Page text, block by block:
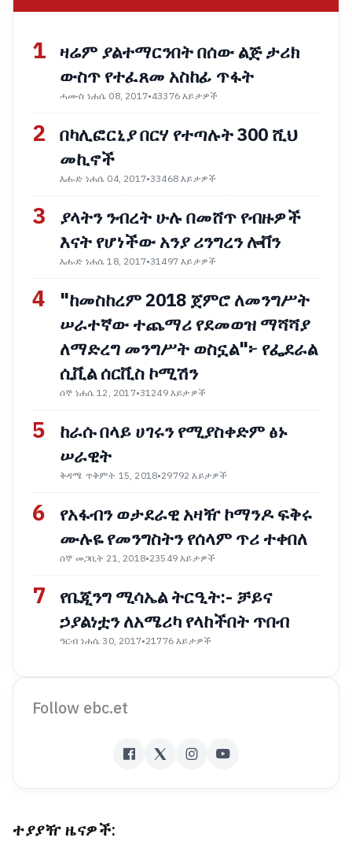
1 ዛሬም ያልተማርንበት በሰው ልጅ ታሪክ
ውስጥ የተፈጸመ አስከፊ ጥፋት
ሓሙስ ነሐሴ 08, 2017•43376 እይታዎች
2 በካሊፎርኒያ በርሃ የተጣሉት 300 ሺህ
መኪኖች
እሑድ ነሐሴ 04, 2017•33468 እይታዎች
3
ያላትን ንብረት ሁሉ በመሸጥ የብዙዎች
እናት የሆነችው አንያ ሪንግረን ሎቨን
እሑድ ነሐሴ 18, 2017•31497 እይታዎች
4
"ከመስከረም 2018 ጀምሮ ለመንግሥት
ሠራተኛው ተጨማሪ የደመወዝ ማሻሻያ
ለማድረግ መንግሥት ወስኗል"፦ የፌደራል
ሲቪል ሰርቪስ ኮሚሽን
ሰኞ ነሐሴ 12, 2017•31249 እይታዎች
5
ከራሱ በላይ ሀገሩን የሚያስቀድም ፅኑ
ሠራዊት
ቅዳሜ ጥቅምት 15, 2018•29792 እይታዎች
6
የአፋብን ወታደራዊ አዛዥ ኮማንዶ ፍቅሩ
ሙሉዬ የመንግስትን የሰላም ጥሪ ተቀበለ
ሰኞ መጋቢት 21, 2018•23549 እይታዎች
7
የቤጂንግ ሚሳኤል ትርዒት:- ቻይና
ኃያልነቷን ለአሜሪካ የላከችበት ጥበብ
ዓርብ ነሐሴ 30, 2017•21776 እይታዎች
Follow ebc.et
ተያያዥ ዜናዎች: